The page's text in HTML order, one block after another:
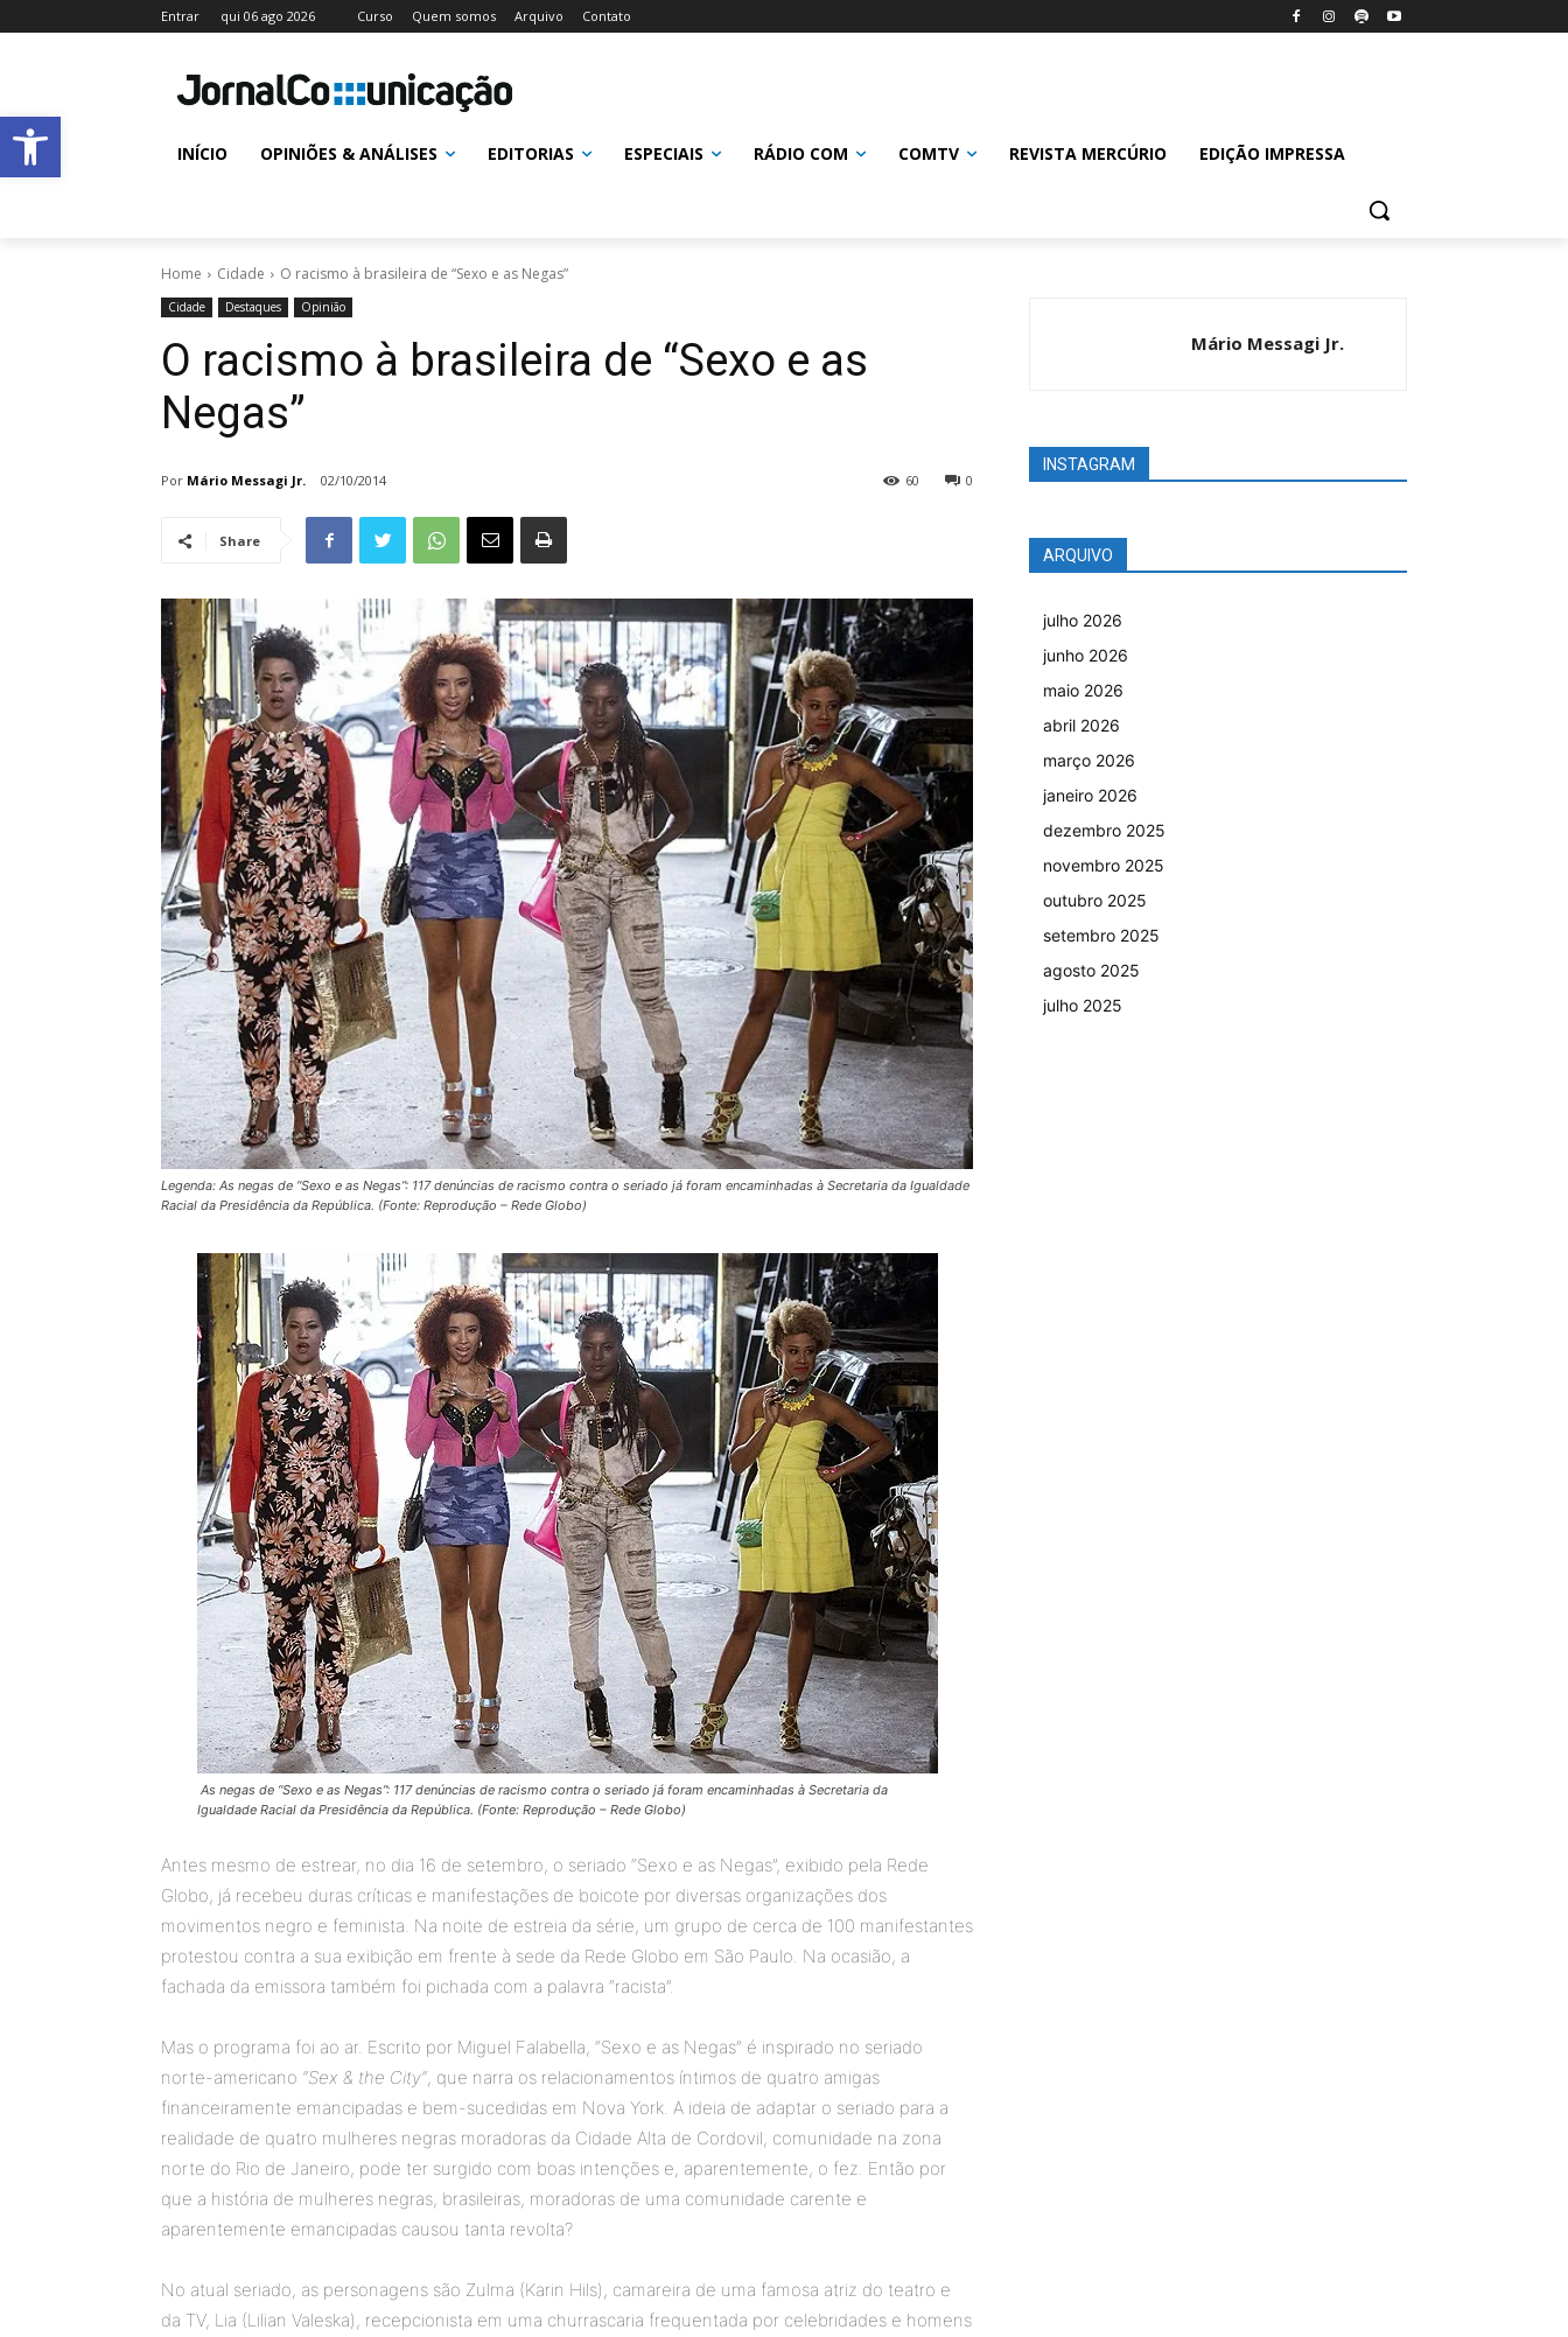
Abrir a barra de ferramentas
Entrar qui 06 ago 2026 Curso Quem somos Arquivo Contato
INÍCIO OPINIÕES & ANÁLISES EDITORIAS ESPECIAIS RÁDIO COM COMTV REVISTA MERCÚRIO EDIÇÃO IMPRESSA
Home Cidade O racismo à brasileira de “Sexo e as Negas”
Cidade Destaques Opinião
O racismo à brasileira de “Sexo e as
Negas”
Por Mário Messagi Jr. 02/10/2014 0
60
Share
Legenda: As negas de “Sexo e as Negas”: 117 denúncias de racismo contra o seriado já foram encaminhadas à Secretaria da Igualdade
Racial da Presidência da República. (Fonte: Reprodução – Rede Globo)
As negas de “Sexo e as Negas”: 117 denúncias de racismo contra o seriado já foram encaminhadas à Secretaria da
Igualdade Racial da Presidência da República. (Fonte: Reprodução – Rede Globo)
Antes mesmo de estrear, no dia 16 de setembro, o seriado “Sexo e as Negas”, exibido pela Rede
Globo, já recebeu duras críticas e manifestações de boicote por diversas organizações dos
movimentos negro e feminista. Na noite de estreia da série, um grupo de cerca de 100 manifestantes
protestou contra a sua exibição em frente à sede da Rede Globo em São Paulo. Na ocasião, a
fachada da emissora também foi pichada com a palavra “racista”.
Mas o programa foi ao ar. Escrito por Miguel Falabella, “Sexo e as Negas” é inspirado no seriado
norte-americano “Sex & the City“, que narra os relacionamentos íntimos de quatro amigas
financeiramente emancipadas e bem-sucedidas em Nova York. A ideia de adaptar o seriado para a
realidade de quatro mulheres negras moradoras da Cidade Alta de Cordovil, comunidade na zona
norte do Rio de Janeiro, pode ter surgido com boas intenções e, aparentemente, o fez. Então por
que a história de mulheres negras, brasileiras, moradoras de uma comunidade carente e
aparentemente emancipadas causou tanta revolta?
No atual seriado, as personagens são Zulma (Karin Hils), camareira de uma famosa atriz do teatro e
da TV, Lia (Lilian Valeska), recepcionista em uma churrascaria frequentada por celebridades e homens
Mário Messagi Jr.
INSTAGRAM
ARQUIVO
julho 2026
junho 2026
maio 2026
abril 2026
março 2026
janeiro 2026
dezembro 2025
novembro 2025
outubro 2025
setembro 2025
agosto 2025
julho 2025